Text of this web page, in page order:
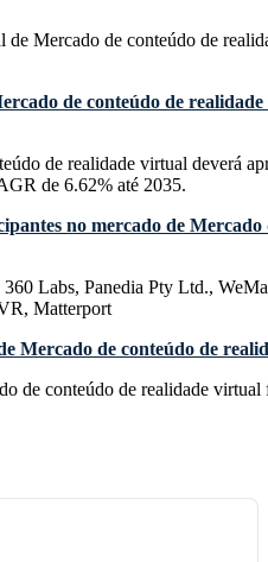
de Mercado de conteúdo de
de conteúdo de
de realidade virtual deverá
de 6.62% até 2035.
no mercado de Mercado
Labs, Panedia Pty Ltd.,
Matterport
Mercado de conteúdo de
de conteúdo de realidade